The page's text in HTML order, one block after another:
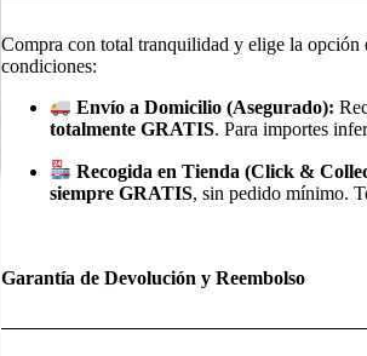
Compra con total tranquilidad y elige la opción
condiciones:
Envío a Domicilio (Asegurado):
totalmente GRATIS. Para importes
Recogida en Tienda (Click &
siempre GRATIS, sin pedido mínimo.
Garantía de Devolución y Reembolso